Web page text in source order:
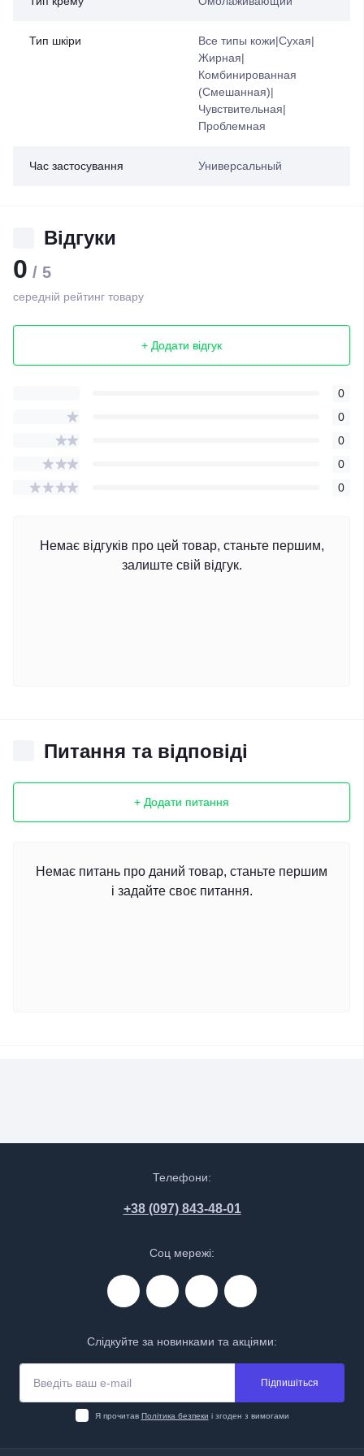
Тип шкіри
Все типы кожи|Сухая|
Жирная|
Комбинированная
(Смешанная)|
Чувствительная|
Проблемная
Час застосування Универсальный
Відгуки
0 / 5
середній рейтинг товару
+ Додати відгук
0
0
0
0
0
Немає відгуків про цей товар, станьте першим,
залиште свій відгук.
Питання та відповіді
+ Додати питання
Немає питань про даний товар, станьте першим
і задайте своє питання.
Телефони:
+38 (097) 843-48-01
Соц мережі:
Слідкуйте за новинками та акціями:
Підпишіться
Я прочитав Політика безпеки і згоден з вимогами